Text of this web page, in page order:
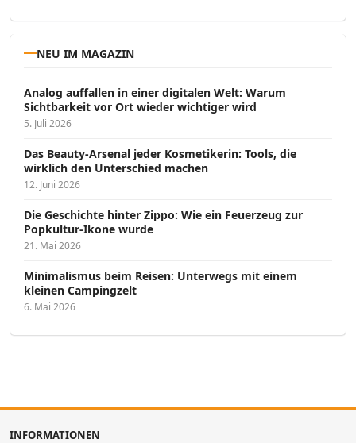
NEU IM MAGAZIN
Analog auffallen in einer digitalen Welt: Warum
Sichtbarkeit vor Ort wieder wichtiger wird
5. Juli 2026
Das Beauty-Arsenal jeder Kosmetikerin: Tools, die
wirklich den Unterschied machen
12. Juni 2026
Die Geschichte hinter Zippo: Wie ein Feuerzeug zur
Popkultur-Ikone wurde
21. Mai 2026
Minimalismus beim Reisen: Unterwegs mit einem
kleinen Campingzelt
6. Mai 2026
INFORMATIONEN